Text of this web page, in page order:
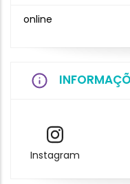
online
Instagram